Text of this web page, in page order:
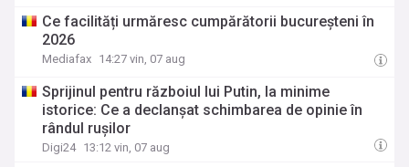
Ce facilități urmăresc cumpărătorii bucureșteni în
2026
Mediafax 14:27 vin, 07 aug
Sprijinul pentru războiul lui Putin, la minime
istorice: Ce a declanșat schimbarea de opinie în
rândul rușilor
Digi24 13:12 vin, 07 aug